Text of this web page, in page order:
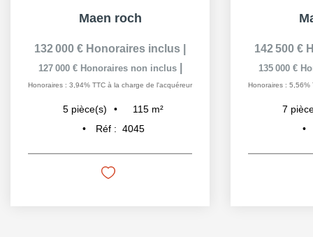
Maen roch
132 000 € Honoraires inclus
127 000 € Honoraires non inclus
Honoraires : 3,94% TTC à la charge de l'acquéreur
5 pièce(s) 115 m²
Réf : 4045
142 500 €
135 000 €
Honoraires : 5,56%
7